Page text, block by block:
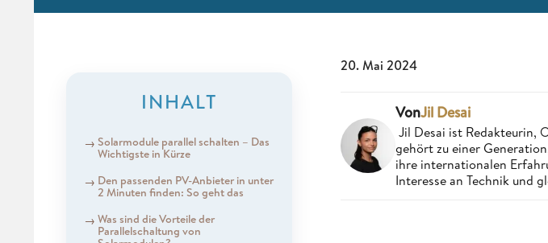
INHALT
Solarmodule parallel schalten – Das
Wichtigste in Kürze
Den passenden PV-Anbieter in unter
2 Minuten finden: So geht das
Was sind die Vorteile der
Parallelschaltung von
20. Mai 2024
VonJil Desai
Jil Desai ist Redakteurin,
gehört zu einer
ihre internationalen
Interesse an Technik und